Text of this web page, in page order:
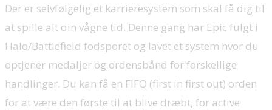
Der er selvfølgelig et karrieresystem som skal få dig til
at spille alt din vågne tid. Denne gang har Epic fulgt i
Halo/Battlefield fodsporet og lavet et system hvor du
optjener medaljer og ordensbånd for forskellige
handlinger. Du kan få en FIFO (first in first out) orden
for at være den første til at blive dræbt, for active